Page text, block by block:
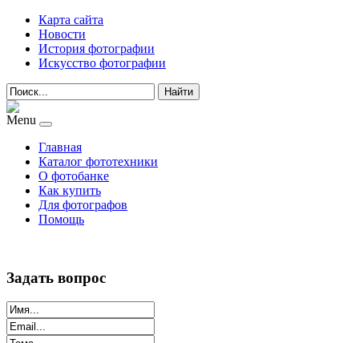
Карта сайта
Новости
История фотографии
Искусство фотографии
Найти
Menu
Главная
Каталог фототехники
О фотобанке
Как купить
Для фотографов
Помощь
Задать вопрос